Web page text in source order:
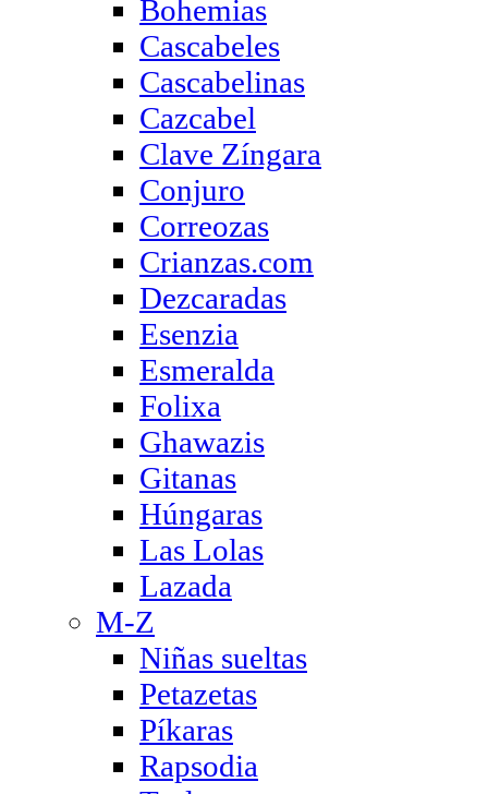
Bohemias
Cascabeles
Cascabelinas
Cazcabel
Clave Zíngara
Conjuro
Correozas
Crianzas.com
Dezcaradas
Esenzia
Esmeralda
Folixa
Ghawazis
Gitanas
Húngaras
Las Lolas
Lazada
M-Z
Niñas sueltas
Petazetas
Píkaras
Rapsodia